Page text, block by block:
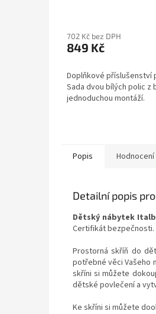
702 Kč bez DPH
849 Kč
Doplňkové příslušenství
Sada dvou bílých polic z
jednoduchou montáží.
Popis Hodnocení
Detailní popis
Dětský nábytek
Certifikát bezpečnosti.
Prostorná skříň do
potřebné věci Vašeho
skříni si můžete
dětské povlečení a
Ke skříni si můžete